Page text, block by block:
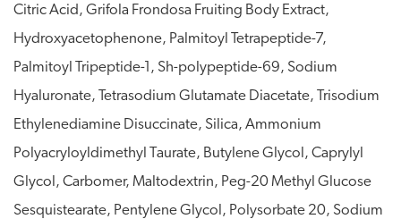
Citric Acid, Grifola Frondosa Fruiting Body Extract,
Hydroxyacetophenone, Palmitoyl Tetrapeptide-7,
Palmitoyl Tripeptide-1, Sh-polypeptide-69, Sodium
Hyaluronate, Tetrasodium Glutamate Diacetate, Trisodium
Ethylenediamine Disuccinate, Silica, Ammonium
Polyacryloyldimethyl Taurate, Butylene Glycol, Caprylyl
Glycol, Carbomer, Maltodextrin, Peg-20 Methyl Glucose
Sesquistearate, Pentylene Glycol, Polysorbate 20, Sodium